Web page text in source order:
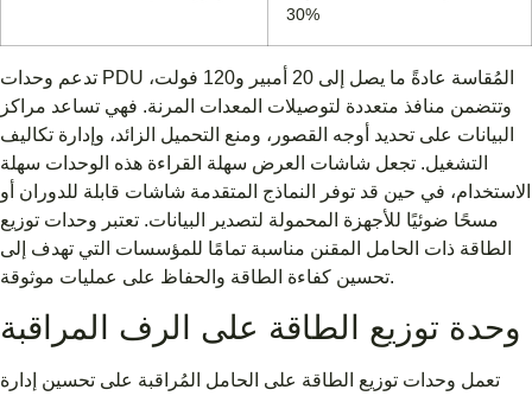
30%
تدعم وحدات PDU المُقاسة عادةً ما يصل إلى 20 أمبير و120 فولت،
وتتضمن منافذ متعددة لتوصيلات المعدات المرنة. فهي تساعد مراكز
البيانات على تحديد أوجه القصور، ومنع التحميل الزائد، وإدارة تكاليف
التشغيل. تجعل شاشات العرض سهلة القراءة هذه الوحدات سهلة
الاستخدام، في حين قد توفر النماذج المتقدمة شاشات قابلة للدوران أو
مسحًا ضوئيًا للأجهزة المحمولة لتصدير البيانات. تعتبر وحدات توزيع
الطاقة ذات الحامل المقنن مناسبة تمامًا للمؤسسات التي تهدف إلى
تحسين كفاءة الطاقة والحفاظ على عمليات موثوقة.
وحدة توزيع الطاقة على الرف المراقبة
تعمل وحدات توزيع الطاقة على الحامل المُراقبة على تحسين إدارة